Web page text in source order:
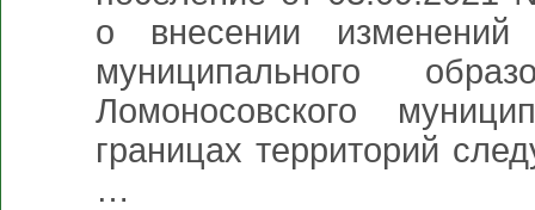
о внесении
муниципального
Ломоносовского
границах территорий
…